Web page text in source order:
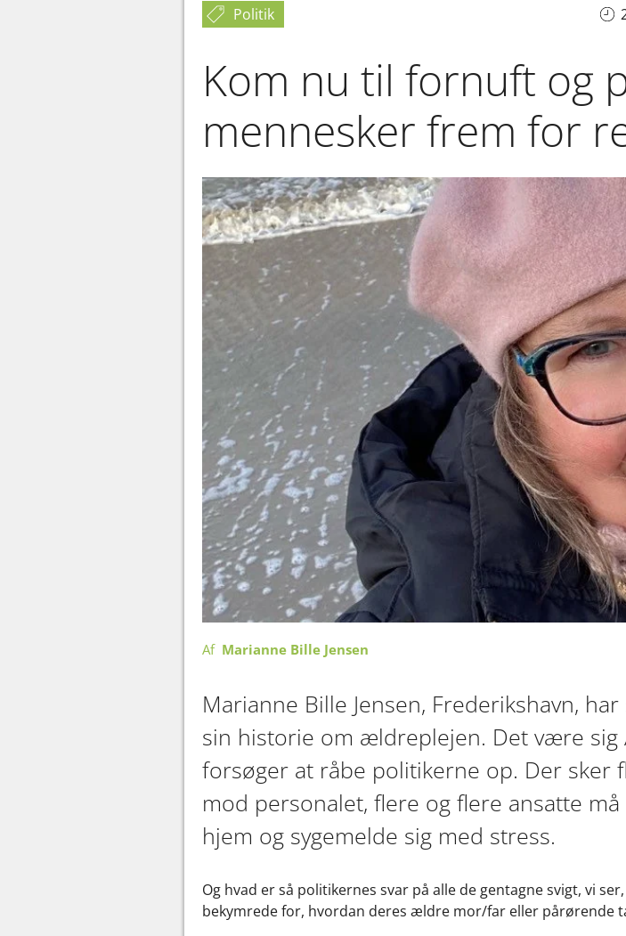
Politik
Kom nu til fornuft og
mennesker frem for
Af Marianne Bille Jensen
Marianne Bille Jensen, Frederikshavn,
sin historie om ældreplejen. Det være sig
forsøger at råbe politikerne op. Der sker
mod personalet, flere og flere ansatte
hjem og sygemelde sig med stress.
Og hvad er så politikernes svar på alle de gentagne svigt, vi
bekymrede for, hvordan deres ældre mor/far eller pårørende